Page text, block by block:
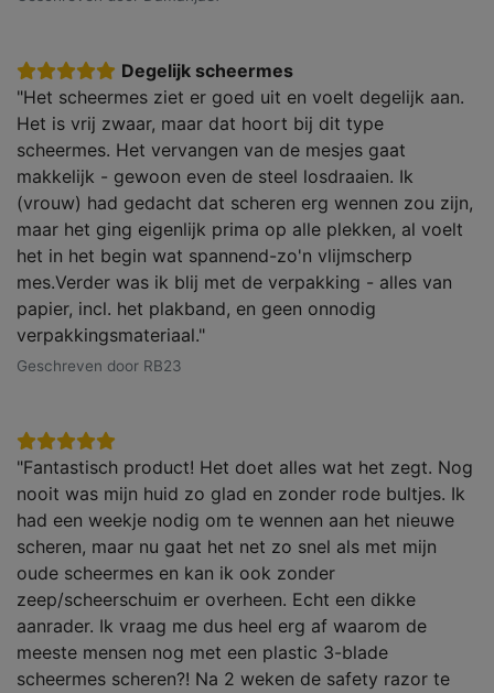
Degelijk scheermes
"Het scheermes ziet er goed uit en voelt degelijk aan.
Het is vrij zwaar, maar dat hoort bij dit type
scheermes. Het vervangen van de mesjes gaat
makkelijk - gewoon even de steel losdraaien. Ik
(vrouw) had gedacht dat scheren erg wennen zou zijn,
maar het ging eigenlijk prima op alle plekken, al voelt
het in het begin wat spannend-zo'n vlijmscherp
mes.Verder was ik blij met de verpakking - alles van
papier, incl. het plakband, en geen onnodig
verpakkingsmateriaal."
Geschreven door RB23
"Fantastisch product! Het doet alles wat het zegt. Nog
nooit was mijn huid zo glad en zonder rode bultjes. Ik
had een weekje nodig om te wennen aan het nieuwe
scheren, maar nu gaat het net zo snel als met mijn
oude scheermes en kan ik ook zonder
zeep/scheerschuim er overheen. Echt een dikke
aanrader. Ik vraag me dus heel erg af waarom de
meeste mensen nog met een plastic 3-blade
scheermes scheren?! Na 2 weken de safety razor te